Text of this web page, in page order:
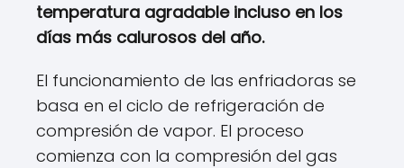
temperatura agradable incluso en los
días más calurosos del año.
El funcionamiento de las enfriadoras se
basa en el ciclo de refrigeración de
compresión de vapor. El proceso
comienza con la compresión del gas